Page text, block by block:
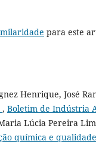
para este
Henrique, José
, Boletim de Indústria
Lúcia Pereira
química e